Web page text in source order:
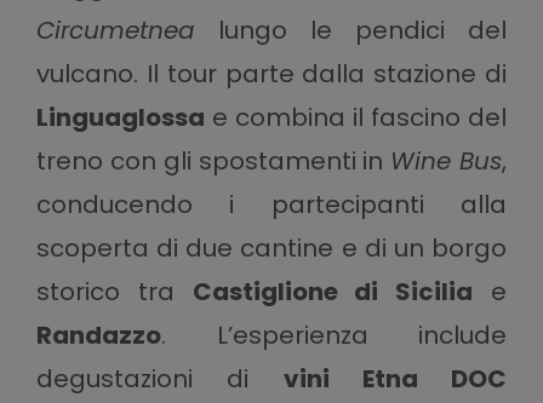
Circumetnea lungo le pendici del
vulcano. Il tour parte dalla stazione di
Linguaglossa e combina il fascino del
treno con gli spostamenti in Wine Bus,
conducendo i partecipanti alla
scoperta di due cantine e di un borgo
storico tra Castiglione di Sicilia e
Randazzo. L’esperienza include
degustazioni di vini Etna DOC